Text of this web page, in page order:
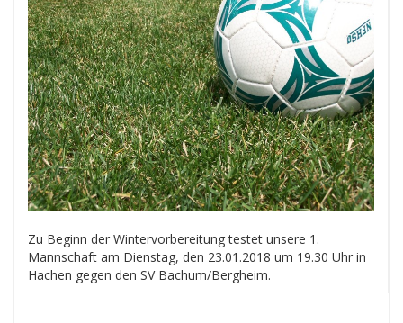
Zu Beginn der Wintervorbereitung testet unsere 1.
Mannschaft am Dienstag, den 23.01.2018 um 19.30 Uhr in
Hachen gegen den SV Bachum/​Bergheim.